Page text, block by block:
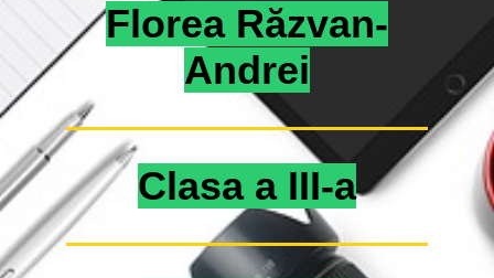
Florea Răzvan-
Andrei
Clasa a III-a